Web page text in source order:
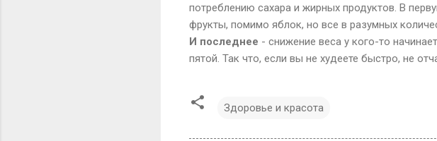
потреблению сахара и жирных продуктов. В
фрукты, помимо яблок, но все в разумных
И последнее - снижение веса у кого-то
пятой. Так что, если вы не худеете быстро, не
Здоровье и красота